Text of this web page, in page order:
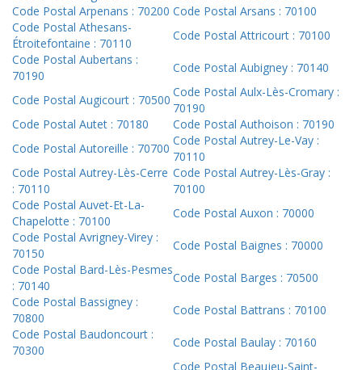
Code Postal Arpenans : 70200 Code Postal Arsans : 70100
Code Postal Athesans-
Étroitefontaine : 70110
Code Postal Attricourt : 70100
Code Postal Aubertans :
70190
Code Postal Aubigney : 70140
Code Postal Augicourt : 70500
Code Postal Aulx-Lès-Cromary :
70190
Code Postal Autet : 70180
Code Postal Authoison : 70190
Code Postal Autoreille : 70700
Code Postal Autrey-Le-Vay :
70110
Code Postal Autrey-Lès-Cerre
: 70110
Code Postal Autrey-Lès-Gray :
70100
Code Postal Auvet-Et-La-
Chapelotte : 70100
Code Postal Auxon : 70000
Code Postal Avrigney-Virey :
70150
Code Postal Baignes : 70000
Code Postal Bard-Lès-Pesmes
: 70140
Code Postal Barges : 70500
Code Postal Bassigney :
70800
Code Postal Battrans : 70100
Code Postal Baudoncourt :
70300
Code Postal Baulay : 70160
Code Postal Beaujeu-Saint-